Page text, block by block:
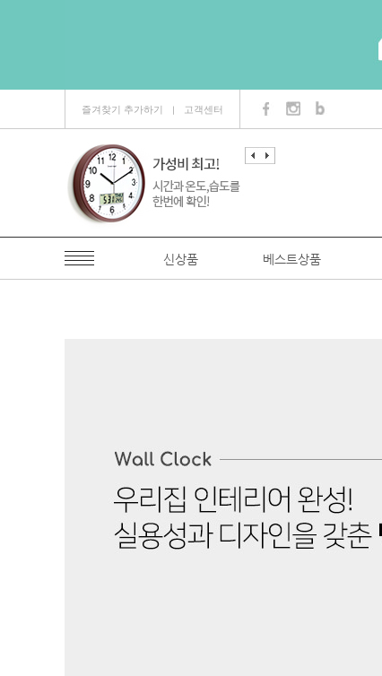
즐겨찾기 추가하기 ㅣ 고객센터
신상품 베스트상품